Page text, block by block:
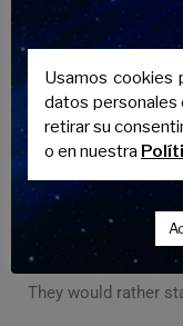
-Ejercicio 2:
I would rather
coffee.
She would rather
the zoo.
They would rather
Usamos cookies
datos personales
retirar su
o en nuestra